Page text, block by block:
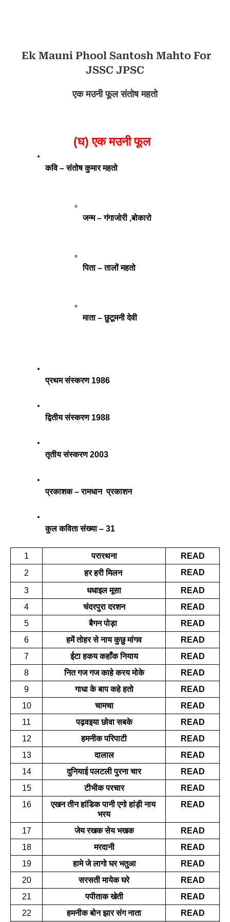
Ek Mauni Phool Santosh Mahto For
JSSC JPSC
एक मउनी फूल संतोष महतो
(घ) एक मउनी फूल
कवि – संतोष कुमार महतो
जन्म – गंगाजोरी ,बोकारो
पिता – तालों महतो
माता – छुटूमनी देवी
प्रथम संस्करण 1986
द्वितीय संस्करण 1988
तृतीय संस्करण 2003
प्रकाशक – रामधान  प्रकाशन
कुल कविता संख्या – 31
1 परारथना
READ
2
हर हरी मिलन READ
3 धधाइल मूसा
READ
4
चंदरपुरा दरशन
READ
5
बैगन पोड़ा
READ
6
हमें तोहर से नाय कुछु मांगव
READ
7
ईटा हकय कहाँक नियाय
READ
8
नित गज गज काहे करय मोके
READ
9
गाधा के बाप कहे हतो
READ
10
चामचा
READ
11
पढ़वइया छोवा सबके
READ
12
हमनीक परिपाटी
READ
13
दालाल
READ
14
दुनियाई पलटली पुरना चार
READ
15
टीभीक परचार
READ
16
एखन तीन हांडिक पानी एगो हांड़ी नाय
भरय
READ
17 जेय रखक सेय भखक
READ
18
मरदानी
READ
19
हामे जे लागो घर भतुआ
READ
20
सरसती मायेक घरे
READ
21
पपीताक खेती
READ
22
हमनीक बोन झार संग नाता READ